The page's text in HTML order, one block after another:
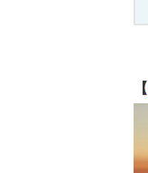
【